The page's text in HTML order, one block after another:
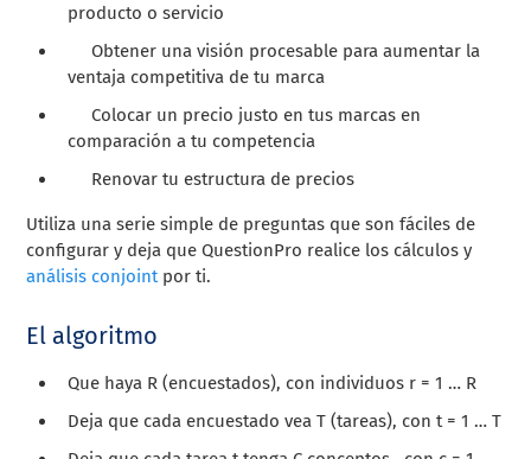
producto o servicio
Obtener una visión procesable para aumentar la
ventaja competitiva de tu marca
Colocar un precio justo en tus marcas en
comparación a tu competencia
Renovar tu estructura de precios
Utiliza una serie simple de preguntas que son fáciles de
configurar y deja que QuestionPro realice los cálculos y
análisis conjointpor ti.
El algoritmo
Que haya R (encuestados), con individuos r = 1 … R
Deja que cada encuestado vea T (tareas), con t = 1 … T